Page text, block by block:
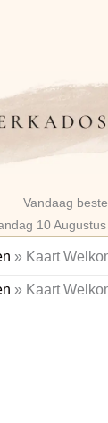
Vandaag
10
» Kaart
» Kaart